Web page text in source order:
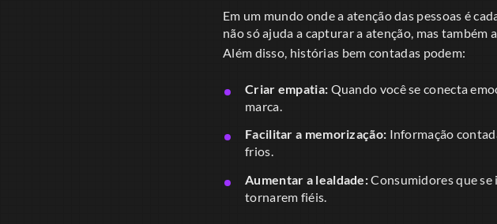
Em um mundo onde a atenção das pessoas é
não só ajuda a capturar a atenção, mas também
Além disso, histórias bem contadas podem:
Criar empatia: Quando você se conecta
marca.
Facilitar a memorização: Informação
frios.
Aumentar a lealdade:Consumidores que se
tornarem fiéis.